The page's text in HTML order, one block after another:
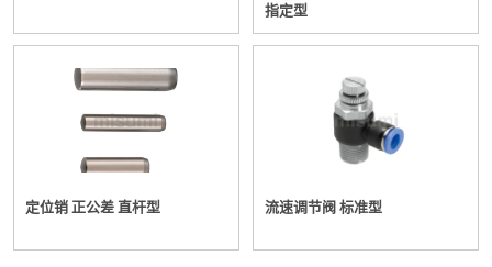
指定型
定位销 正公差 直杆型 流速调节阀 标准型